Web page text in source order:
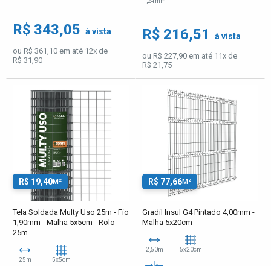
R$ 343,05 à vista
ou R$ 361,10 em até 12x de
R$ 31,90
R$ 216,51 à vista
ou R$ 227,90 em até 11x de
R$ 21,75
R$ 19,40M²
Tela Soldada Multy Uso 25m - Fio
1,90mm - Malha 5x5cm - Rolo
25m
25m 5x5cm
R$ 77,66M²
Gradil Insul G4 Pintado 4,00mm -
Malha 5x20cm
2,50m 5x20cm